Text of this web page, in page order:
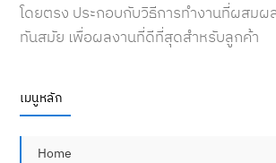
โดยตรง ประกอบกับวิธีการทำงานที่ผสมผ
ทันสมัย เพื่อผลงานที่ดีที่สุดสำหรับลูกค้า
เมนูหลัก
Home